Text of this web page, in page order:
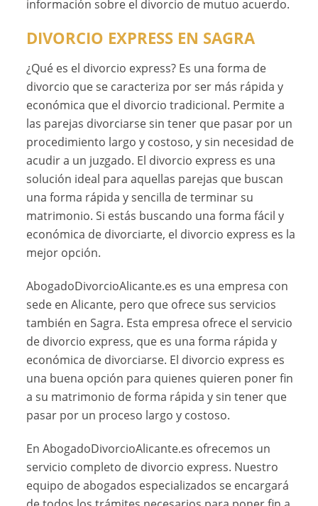
información sobre el divorcio de mutuo acuerdo.
DIVORCIO EXPRESS EN SAGRA
¿Qué es el divorcio express? Es una forma de
divorcio que se caracteriza por ser más rápida y
económica que el divorcio tradicional. Permite a
las parejas divorciarse sin tener que pasar por un
procedimiento largo y costoso, y sin necesidad de
acudir a un juzgado. El divorcio express es una
solución ideal para aquellas parejas que buscan
una forma rápida y sencilla de terminar su
matrimonio. Si estás buscando una forma fácil y
económica de divorciarte, el divorcio express es la
mejor opción.
AbogadoDivorcioAlicante.es es una empresa con
sede en Alicante, pero que ofrece sus servicios
también en Sagra. Esta empresa ofrece el servicio
de divorcio express, que es una forma rápida y
económica de divorciarse. El divorcio express es
una buena opción para quienes quieren poner fin
a su matrimonio de forma rápida y sin tener que
pasar por un proceso largo y costoso.
En AbogadoDivorcioAlicante.es ofrecemos un
servicio completo de divorcio express. Nuestro
equipo de abogados especializados se encargará